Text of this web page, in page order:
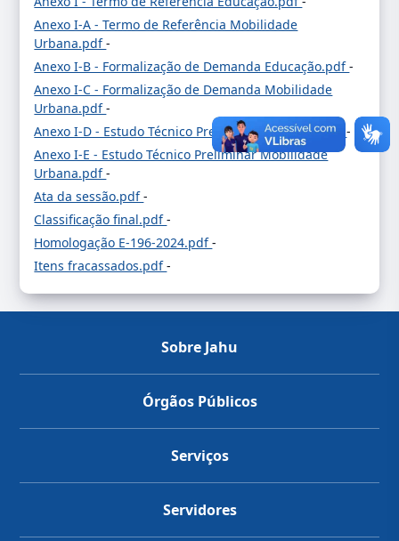
Anexo I-A - Termo de Referência Mobilidade
Urbana.pdf-
Anexo I-B - Formalização de Demanda Educação.pdf-
Anexo I-C - Formalização de Demanda Mobilidade
Urbana.pdf-
Anexo I-D - Estudo Técnico Preliminar Educação.pdf-
Anexo I-E - Estudo Técnico Preliminar Mobilidade
Urbana.pdf-
Ata da sessão.pdf-
Classificação final.pdf-
Homologação E-196-2024.pdf-
Itens fracassados.pdf-
Sobre Jahu
Órgãos Públicos
Serviços
Servidores